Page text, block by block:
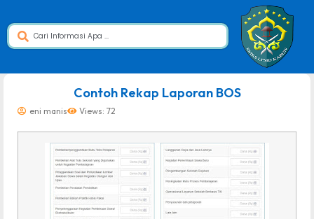
Contoh Rekap Laporan BOS
eni manis Views: 72